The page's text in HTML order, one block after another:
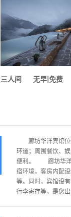
三人间 无早|免费
廊坊华洋宾馆位
环道；周围餐饮、
便利。 廊坊华洋
宿环境，客房内配
等。同时，宾馆设
行李寄存等，是您出